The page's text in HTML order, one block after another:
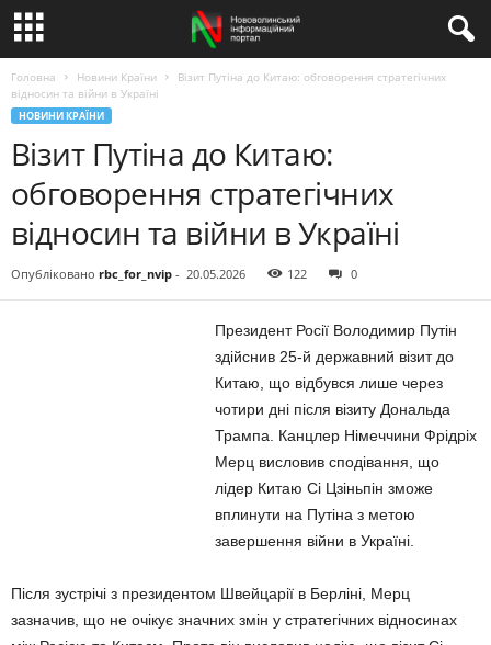
Головна Новини Країни
Візит Путіна до Китаю: обговорення стратегічних
відносин та війни в Україні
НОВИНИ КРАЇНИ
Візит Путіна до Китаю:
обговорення стратегічних
відносин та війни в Україні
Опубліковано rbc_for_nvip - 20.05.2026 122 0
Президент Росії Володимир Путін
здійснив 25-й державний візит до
Китаю, що відбувся лише через
чотири дні після візиту Дональда
Трампа. Канцлер Німеччини Фрідріх
Мерц висловив сподівання, що
лідер Китаю Сі Цзіньпін зможе
вплинути на Путіна з метою
завершення війни в Україні.
Після зустрічі з президентом Швейцарії в Берліні, Мерц
зазначив, що не очікує значних змін у стратегічних відносинах